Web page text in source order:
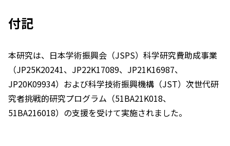
付記
本研究は、日本学術振興会（JSPS）科学研究費助成事業
（JP25K20241、JP22K17089、JP21K16987、
JP20K09934）および科学技術振興機構（JST）次世代研
究者挑戦的研究プログラム（51BA21K018、
51BA216018）の支援を受けて実施されました。